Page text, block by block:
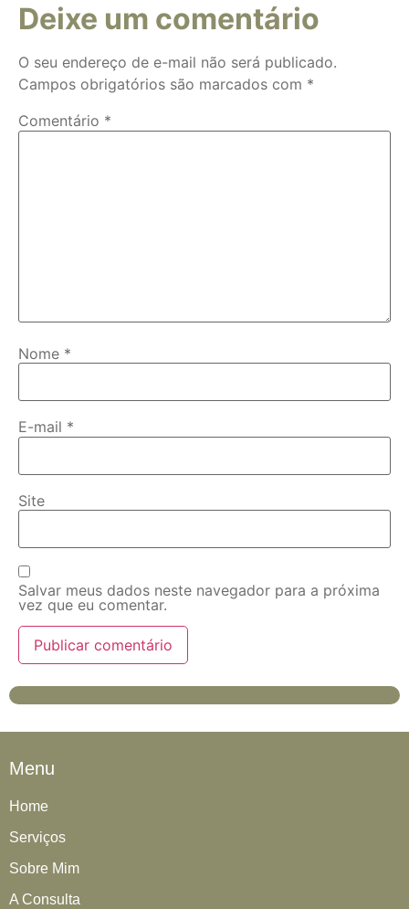
Deixe um comentário
O seu endereço de e-mail não será publicado.
Campos obrigatórios são marcados com *
Comentário *
Nome *
E-mail *
Site
Salvar meus dados neste navegador para a próxima
vez que eu comentar.
Menu
Home
Serviços
Sobre Mim
A Consulta